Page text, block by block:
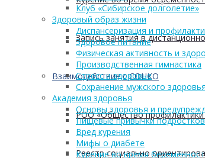
Запись занятия в
Взаимодействие с СОНКО
РОО «Общество профилактики
Реестр социально
Клуб «Сибирское долголетие»
Здоровый образ жизни
Диспансеризация и
Здоровое питание
Физическая активность и
Производственная гимнастика
Стресс и здоровье
Сохранение мужского здоровья
Академия здоровья
Основы здоровья и
Пищевые привычки подростков
Вред курения
Мифы о диабете
Курение во время